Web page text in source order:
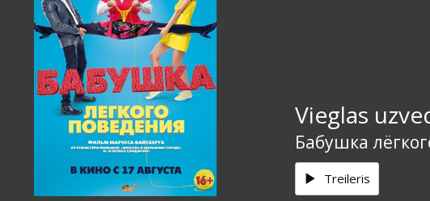
Biļetes
Kultūra
Pasākumi Vieglas
Бабушка
Treileris